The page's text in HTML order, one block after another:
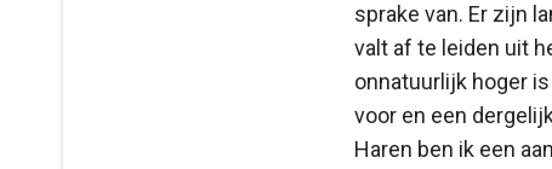
sprake van. Er zijn
valt af te leiden uit
onnatuurlijk hoger
voor en een
Haren ben ik een